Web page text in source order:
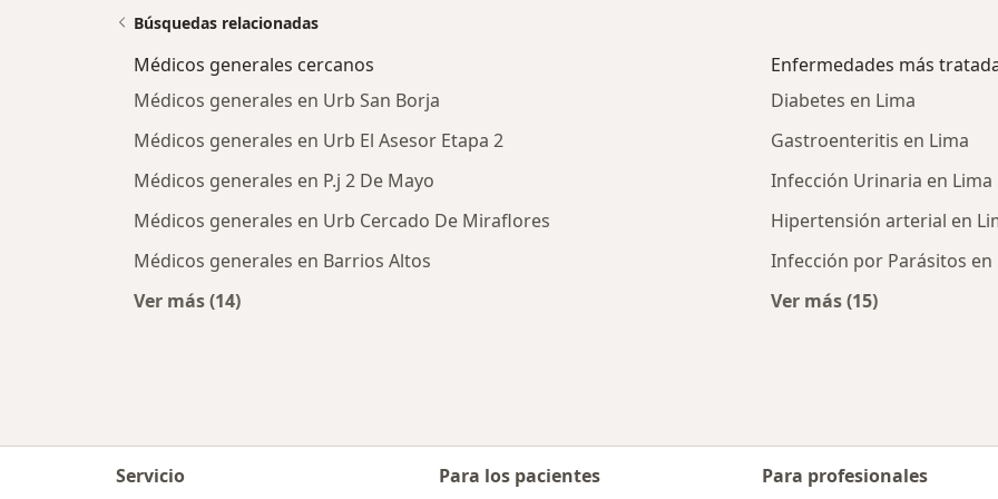
Búsquedas relacionadas
Médicos generales cercanos
Médicos generales en Urb San Borja
Médicos generales en Urb El Asesor Etapa 2
Médicos generales en P.j 2 De Mayo
Médicos generales en Urb Cercado De Miraflores
Médicos generales en Barrios Altos
Ver más (14)
Enfermedades más
Diabetes en Lima
Gastroenteritis en Lima
Infección Urinaria en Lima
Hipertensión arterial en
Infección por Parásitos en
Ver más (15)
Servicio Para los pacientes Para profesionales